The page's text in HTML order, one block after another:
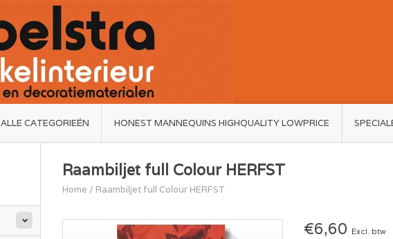
ALLE CATEGORIEËN HONEST MANNEQUINS HIGHQUALITY LOWPRICE
Raambiljet full Colour HERFST
Home / Raambiljet full Colour HERFST
€6,60 Excl. btw